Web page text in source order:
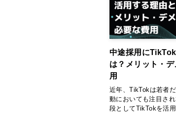
中途採用に
は？メリット・
用
近年、TikTokは若者
動においても注目さ
段としてTikTokを活